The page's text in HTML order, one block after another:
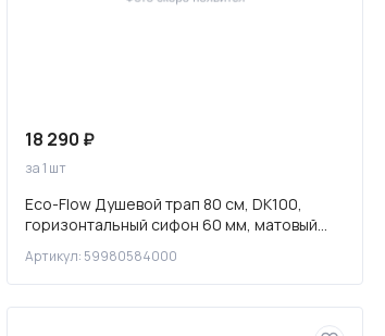
18 290 ₽
за 1 шт
Eco-Flow Душевой трап 80 см, DK100,
горизонтальный сифон 60 мм, матовый
Артикул: 59980584000